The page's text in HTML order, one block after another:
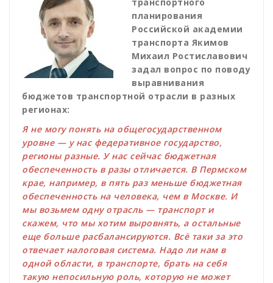
планирования
Российской академии
транспорта Якимов
Михаил Ростиславович
задал вопрос по поводу
выравнивания
бюджетов транспортной отрасли в разных
регионах:
Я не могу понять на общегосударственном
уровне — у нас федеративное государство,
регионы разные. У нас сейчас бюджетная
обеспеченность в разы отличается. В Пермском
крае, например, в пять раз меньше бюджетная
обеспеченность на человека, чем в Москве. И
мы возьмем одну отрасль — транспорт и
скажем, что мы хотим выровнять, а остальные
еще больше расбалансируются. Всё таки за это
отвечает налоговая система. Надо ли нам в
одной области, в транспорте, брать на себя
такую непосильную роль, которую не может